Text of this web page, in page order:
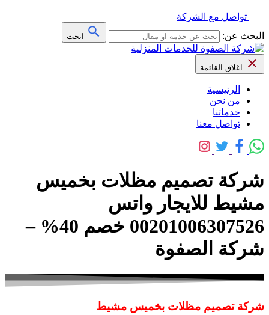
تواصل مع الشركة
البحث عن:
ابحث
اغلاق القائمة
الرئيسية
من نحن
خدماتنا
تواصل معنا
شركة تصميم مظلات بخميس
مشيط للايجار واتس
00201006307526 خصم 40% –
شركة الصفوة
شركة تصميم مظلات بخميس مشيط